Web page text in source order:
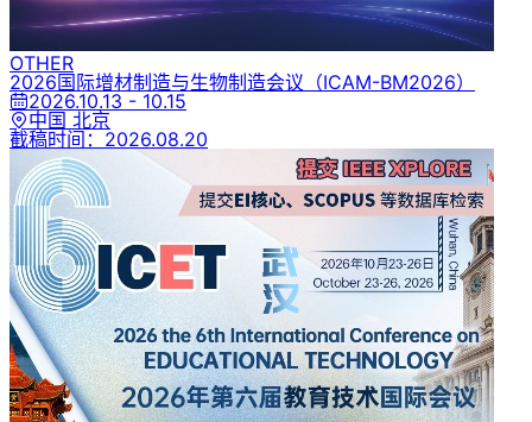
OTHER
2026国际增材制造与生物制造会议 （ICAM-BM2026）
2026.10.13 - 10.15
中国 北京
截稿时间： 2026.08.20